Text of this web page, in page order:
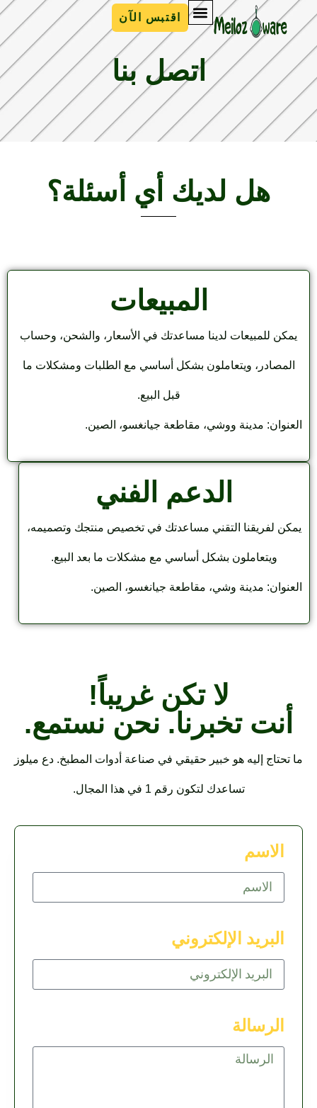
اقتبس الآن
اتصل بنا
هل لديك أي أسئلة؟
المبيعات
للمبيعات لدينا مساعدتك في الأسعار، والشحن، وحساب
المصادر، ويتعاملون بشكل أساسي مع الطلبات ومشكلات ما
قبل البيع.
مدينة ووشي، مقاطعة جيانغسو، الصين.
الدعم الفني
لفريقنا التقني مساعدتك في تخصيص منتجك وتصميمه،
ويتعاملون بشكل أساسي مع مشكلات ما بعد البيع.
مدينة وشي، مقاطعة جيانغسو، الصين.
لا تكن غريباً!
أنت تخبرنا. نحن نستمع.
تحتاج إليه هو خبير حقيقي في صناعة أدوات المطبخ. دع ميلوز
تساعدك لتكون رقم 1 في هذا المجال.
الاسم
البريد الإلكتروني
الرسالة